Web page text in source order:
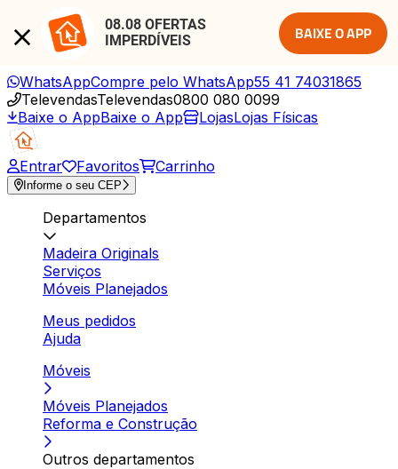
08.08 OFERTAS
IMPERDÍVEIS
BAIXE O APP
WhatsAppCompre pelo WhatsApp55 41 74031865
TelevendasTelevendas0800 080 0099
Baixe o AppBaixe o App LojasLojas Físicas
Entrar Favoritos Carrinho
Informe o seu CEP
Departamentos
Madeira Originals
Serviços
Móveis Planejados
Meus pedidos
Ajuda
Móveis
Móveis Planejados
Reforma e Construção
Outros departamentos